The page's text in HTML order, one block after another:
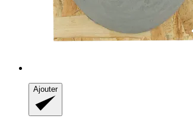
Ajouter